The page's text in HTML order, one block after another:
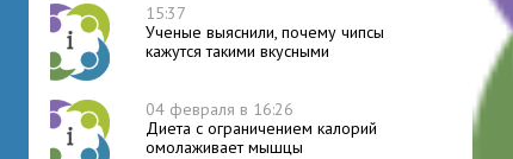
15:37
Ученые выяснили, почему чипсы
кажутся такими вкусными
04 февраля в 16:26
Диета с ограничением калорий
омолаживает мышцы